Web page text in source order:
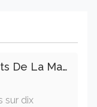
Les Bienfaits De La Marche Sur La Santé Physique Et Mentale
sur dix